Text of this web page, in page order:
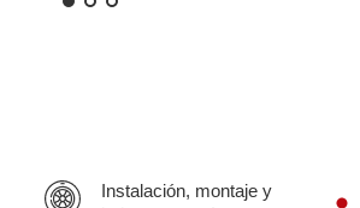
Instalación, montaje y